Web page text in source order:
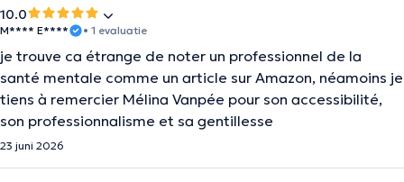
10.0
M**** E**** • 1 evaluatie
je trouve ca étrange de noter un professionnel de la
santé mentale comme un article sur Amazon, néamoins je
tiens à remercier Mélina Vanpée pour son accessibilité,
son professionnalisme et sa gentillesse
23 juni 2026